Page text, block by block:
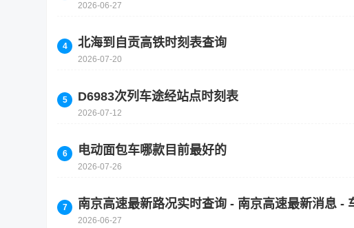
2026-06-27
北海到自贡高铁时刻表查询
2026-07-20
D6983次列车途经站点时刻表
2026-07-12
电动面包车哪款目前最好的
2026-07-26
南京高速最新路况实时查询 - 南京高速最新消息 -
2026-06-27